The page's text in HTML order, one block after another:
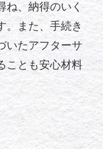
ね、納得のいく
。また、手続き
いたアフターサ
ことも安心材料